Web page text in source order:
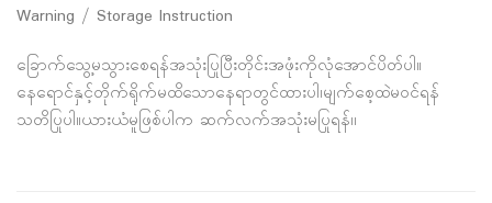
Warning / Storage Instruction
ခြောက်သွေ့မသွားစေရန်အသုံးပြုပြီးတိုင်းအဖုံးကိုလုံအောင်ပိတ်ပါ။
နေရောင်နှင့်တိုက်ရိုက်မထိသောနေရာတွင်ထားပါ၊မျက်စေ့ထဲမဝင်ရန်
သတိပြုပါ။ယားယံမူဖြစ်ပါက ဆက်လက်အသုံးမပြုရန်၊၊